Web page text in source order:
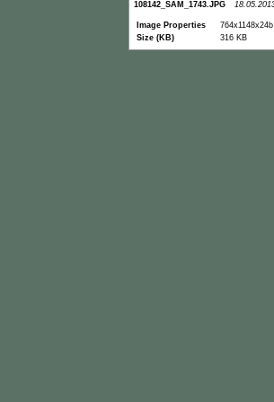
108142_SAM_1743.JPG
Image Properties
764x1148x24b
Size (KB)
316 KB